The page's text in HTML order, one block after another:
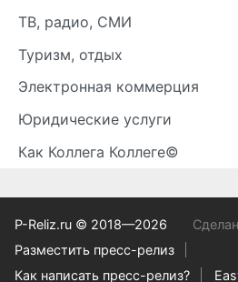
ТВ, радио, СМИ
Туризм, отдых
Электронная коммерция
Юридические услуги
Как Коллега Коллеге©
P-Reliz.ru © 2018—2026
Разместить пресс-релиз
Как написать пресс-релиз?